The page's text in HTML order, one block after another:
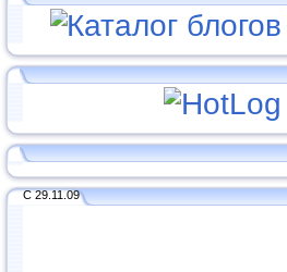
С 29.11.09